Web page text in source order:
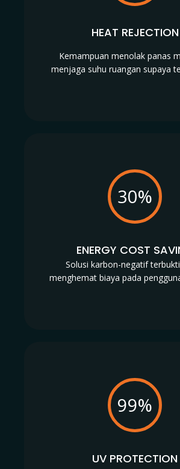
HEAT REJECTION
Kemampuan menolak panas
menjaga suhu ruangan supaya
30%
ENERGY COST
Solusi karbon-negatif
menghemat biaya pada
99%
UV PROTECTION